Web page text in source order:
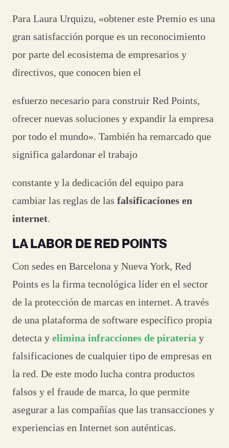
Para Laura Urquizu, «obtener este Premio es una
gran satisfacción porque es un reconocimiento
por parte del ecosistema de empresarios y
directivos, que conocen bien el
esfuerzo necesario para construir Red Points,
ofrecer nuevas soluciones y expandir la empresa
por todo el mundo». También ha remarcado que
significa galardonar el trabajo
constante y la dedicación del equipo para
cambiar las reglas de las falsificaciones en
internet.
LA LABOR DE RED POINTS
Con sedes en Barcelona y Nueva York, Red
Points es la firma tecnológica líder en el sector
de la protección de marcas en internet. A través
de una plataforma de software específico propia
detecta y elimina infracciones de piratería y
falsificaciones de cualquier tipo de empresas en
la red. De este modo lucha contra productos
falsos y el fraude de marca, lo que permite
asegurar a las compañías que las transacciones y
experiencias en Internet son auténticas.